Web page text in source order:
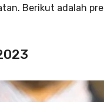
Berikut adalah